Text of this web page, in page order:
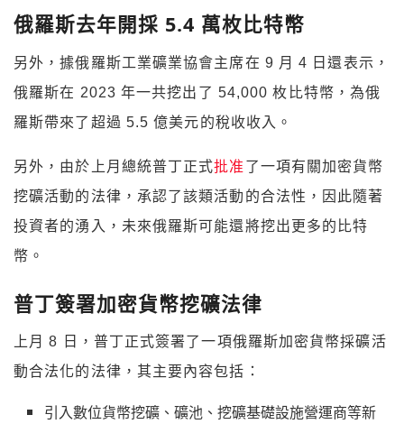
俄羅斯去年開採 5.4 萬枚比特幣
另外，據俄羅斯工業礦業協會主席在 9 月 4 日還表示，
俄羅斯在 2023 年一共挖出了 54,000 枚比特幣，為俄
羅斯帶來了超過 5.5 億美元的稅收收入。
另外，由於上月總統普丁正式批准 了一項有關加密貨幣
挖礦活動的法律，承認了該類活動的合法性，因此隨著
投資者的湧入，未來俄羅斯可能還將挖出更多的比特
幣。
普丁簽署加密貨幣挖礦法律
上月 8 日，普丁正式簽署了一項俄羅斯加密貨幣採礦活
動合法化的法律，其主要內容包括：
引入數位貨幣挖礦、礦池、挖礦基礎設施營運商等新